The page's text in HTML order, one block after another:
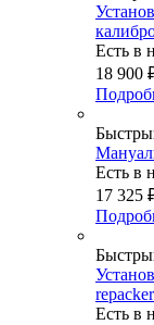
Есть в
18 900
Есть в
17 325
Есть в